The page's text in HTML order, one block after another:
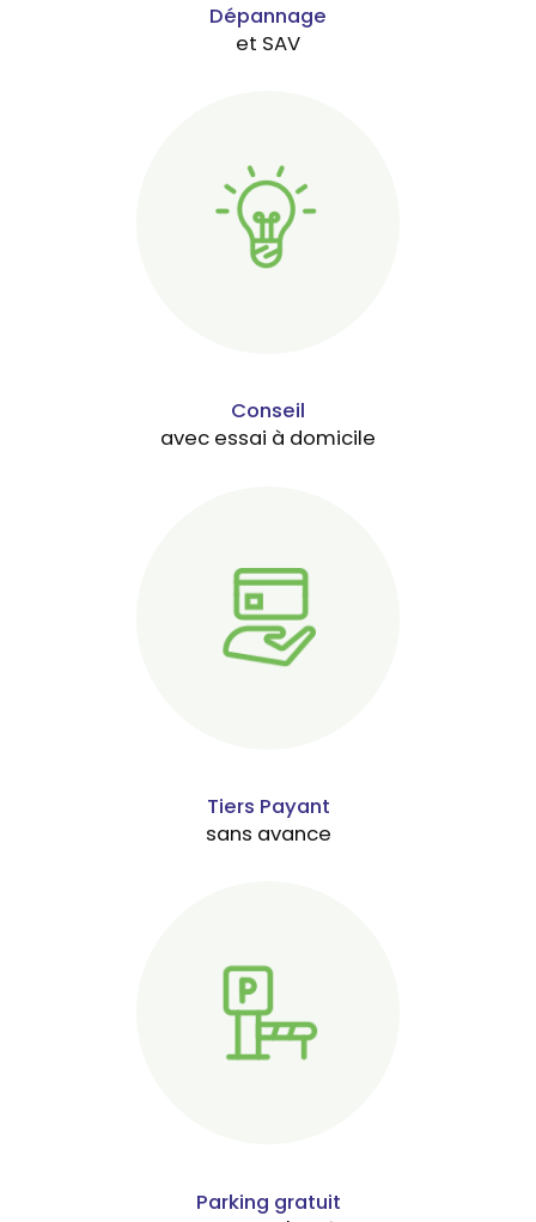
Dépannage
et SAV
Conseil
avec essai à domicile
Tiers Payant
sans avance
Parking gratuit